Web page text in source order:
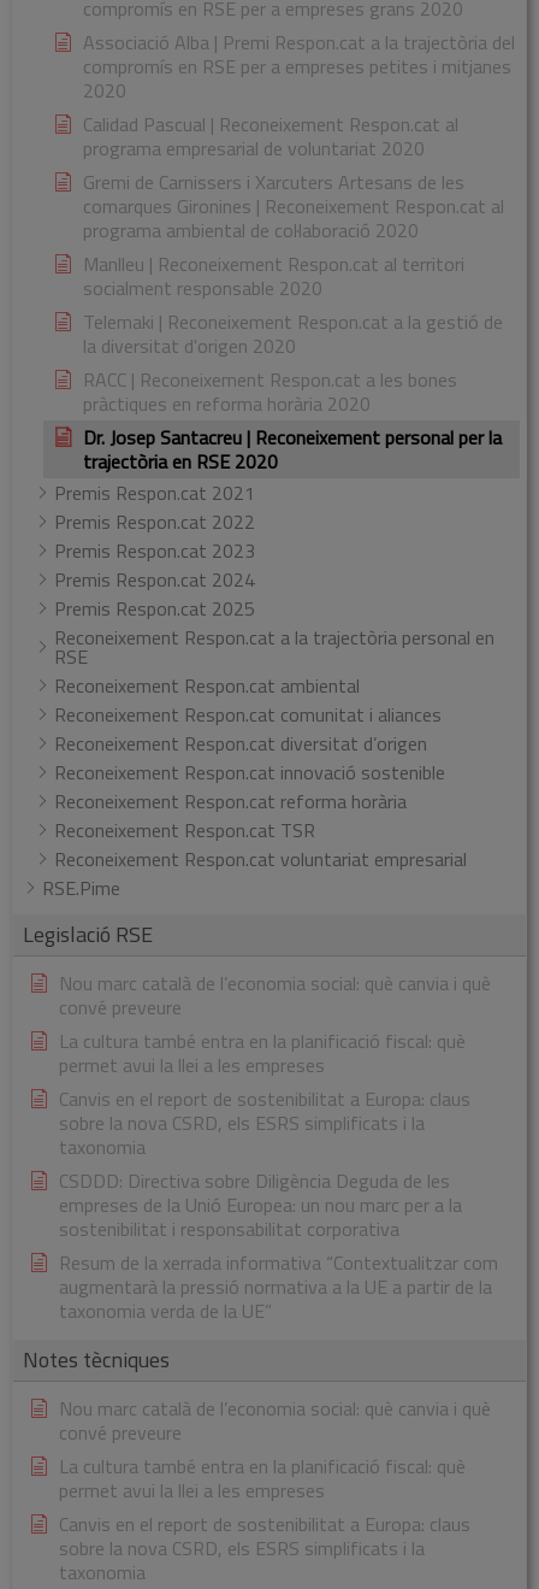
compromís en RSE per a empreses grans 2020
Associació Alba | Premi Respon.cat a la trajectòria del
compromís en RSE per a empreses petites i mitjanes
2020
Calidad Pascual | Reconeixement Respon.cat al
programa empresarial de voluntariat 2020
Gremi de Carnissers i Xarcuters Artesans de les
comarques Gironines | Reconeixement Respon.cat al
programa ambiental de col·laboració 2020
Manlleu | Reconeixement Respon.cat al territori
socialment responsable 2020
Telemaki | Reconeixement Respon.cat a la gestió de
la diversitat d'origen 2020
RACC | Reconeixement Respon.cat a les bones
pràctiques en reforma horària 2020
Dr. Josep Santacreu | Reconeixement personal per la
trajectòria en RSE 2020
Premis Respon.cat 2021
Premis Respon.cat 2022
Premis Respon.cat 2023
Premis Respon.cat 2024
Premis Respon.cat 2025
Reconeixement Respon.cat a la trajectòria personal en
RSE
Reconeixement Respon.cat ambiental
Reconeixement Respon.cat comunitat i aliances
Reconeixement Respon.cat diversitat d’origen
Reconeixement Respon.cat innovació sostenible
Reconeixement Respon.cat reforma horària
Reconeixement Respon.cat TSR
Reconeixement Respon.cat voluntariat empresarial
RSE.Pime
Legislació RSE
Nou marc català de l’economia social: què canvia i què
convé preveure
La cultura també entra en la planificació fiscal: què
permet avui la llei a les empreses
Canvis en el report de sostenibilitat a Europa: claus
sobre la nova CSRD, els ESRS simplificats i la
taxonomia
CSDDD: Directiva sobre Diligència Deguda de les
empreses de la Unió Europea: un nou marc per a la
sostenibilitat i responsabilitat corporativa
Resum de la xerrada informativa “Contextualitzar com
augmentarà la pressió normativa a la UE a partir de la
taxonomia verda de la UE”
Notes tècniques
Nou marc català de l’economia social: què canvia i què
convé preveure
La cultura també entra en la planificació fiscal: què
permet avui la llei a les empreses
Canvis en el report de sostenibilitat a Europa: claus
sobre la nova CSRD, els ESRS simplificats i la
taxonomia